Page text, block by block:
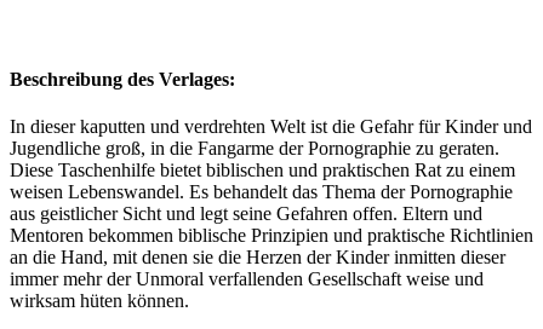
Beschreibung des Verlages:
In dieser kaputten und verdrehten Welt ist die Gefahr für Kinder und
Jugendliche groß, in die Fangarme der Pornographie zu geraten.
Diese Taschenhilfe bietet biblischen und praktischen Rat zu einem
weisen Lebenswandel. Es behandelt das Thema der Pornographie
aus geistlicher Sicht und legt seine Gefahren offen. Eltern und
Mentoren bekommen biblische Prinzipien und praktische Richtlinien
an die Hand, mit denen sie die Herzen der Kinder inmitten dieser
immer mehr der Unmoral verfallenden Gesellschaft weise und
wirksam hüten können.